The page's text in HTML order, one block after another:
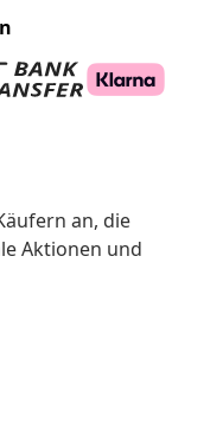
an, die
Aktionen und